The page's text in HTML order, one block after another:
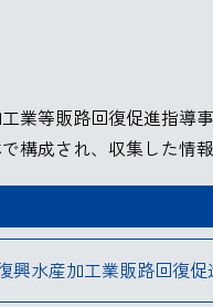
業等販路回復促進指導
構成され、収集した情
興水産加工業販路回復